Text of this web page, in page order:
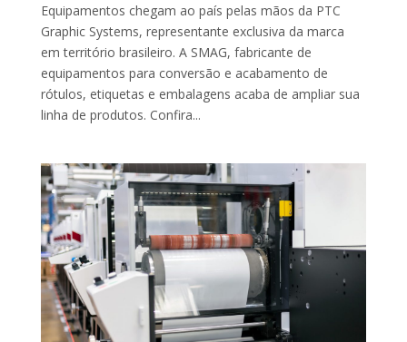
Equipamentos chegam ao país pelas mãos da PTC
Graphic Systems, representante exclusiva da marca
em território brasileiro. A SMAG, fabricante de
equipamentos para conversão e acabamento de
rótulos, etiquetas e embalagens acaba de ampliar sua
linha de produtos. Confira...